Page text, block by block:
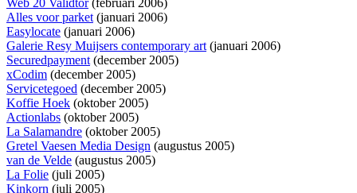
Web 20 Validtor(februari 2006)
Alles voor parket(januari 2006)
Easylocate (januari 2006)
Galerie Resy Muijsers contemporary art(januari 2006)
Securedpayment(december 2005)
xCodim (december 2005)
Servicetegoed (december 2005)
Koffie Hoek (oktober 2005)
Actionlabs (oktober 2005)
La Salamandre (oktober 2005)
Gretel Vaesen Media Design (augustus 2005)
van de Velde (augustus 2005)
La Folie (juli 2005)
Kinkorn (juli 2005)